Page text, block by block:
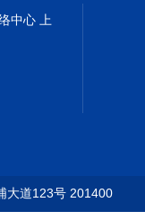
中心 上
大道123号 201400